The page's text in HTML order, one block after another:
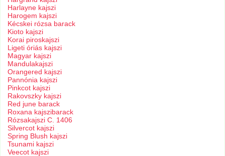
Harlayne kajszi
Harogem kajszi
Kécskei rózsa barack
Kioto kajszi
Korai piroskajszi
Ligeti óriás kajszi
Magyar kajszi
Mandulakajszi
Orangered kajszi
Pannónia kajszi
Pinkcot kajszi
Rakovszky kajszi
Red june barack
Roxana kajszibarack
Rózsakajszi C. 1406
Silvercot kajszi
Spring Blush kajszi
Tsunami kajszi
Veecot kajszi